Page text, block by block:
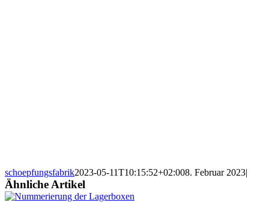
schoepfungsfabrik2023-05-11T10:15:52+02:008. Februar 2023|
Ähnliche Artikel